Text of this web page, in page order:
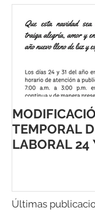
TEMPORAL
LABORAL 24
Últimas